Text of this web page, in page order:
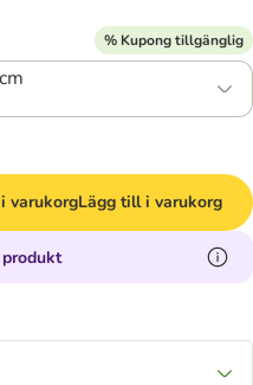
% Kupong tillgänglig
varukorgLägg till i varukorg